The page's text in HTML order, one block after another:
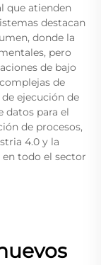
que atienden
destacan
donde la
pero
de bajo
de
ejecución de
datos para el
de procesos,
4.0 y la
todo el sector